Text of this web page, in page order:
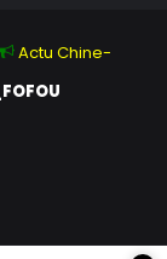
Actu Chine-